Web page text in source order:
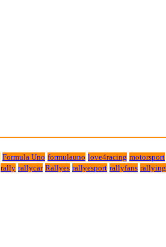
Formula Uno formulauno love4racing motorsport
rally rallycar Rallyes rallyesport rallyfans rallying